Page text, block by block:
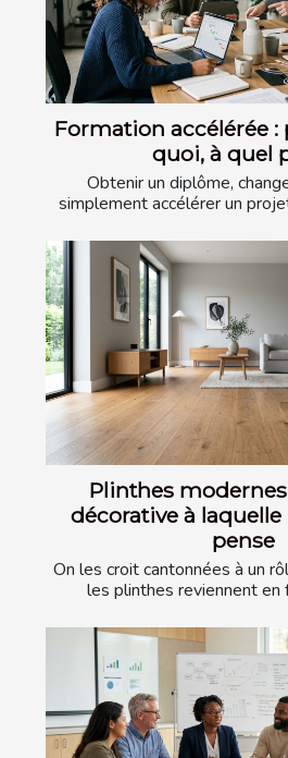
Formation accélérée
quoi, à quel
Obtenir un diplôme,
simplement accélérer un
Plinthes
décorative à
pense
On les croit cantonnées à un
les plinthes reviennent en